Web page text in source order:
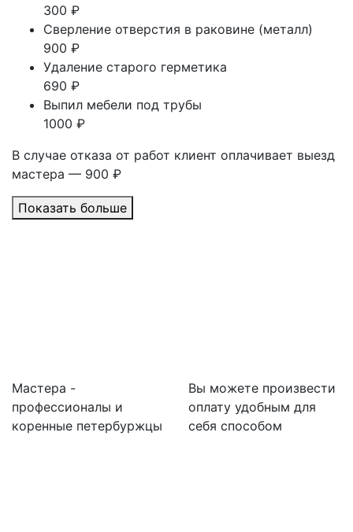
300 ₽
Сверление отверстия в раковине (металл)
900 ₽
Удаление старого герметика
690 ₽
Выпил мебели под трубы
1000 ₽
В случае отказа от работ клиент оплачивает выезд
мастера — 900 ₽
Показать больше
Мастера -
профессионалы и
коренные петербуржцы
Вы можете произвести
оплату удобным для
себя способом